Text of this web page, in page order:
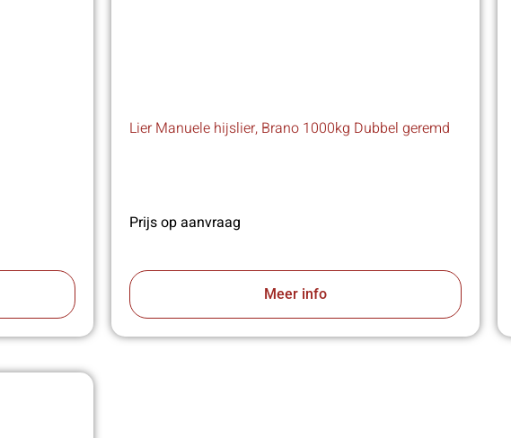
Lier Manuele hijslier, Brano 1000kg Dubbel geremd
Prijs op aanvraag
Meer info